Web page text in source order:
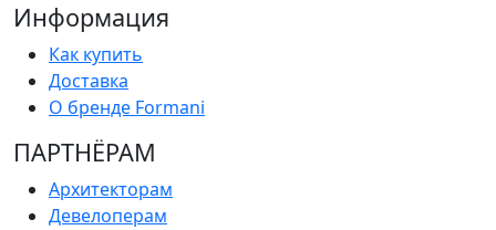
Информация
Как купить
Доставка
О бренде Formani
ПАРТНËРАМ
Архитекторам
Девелоперам